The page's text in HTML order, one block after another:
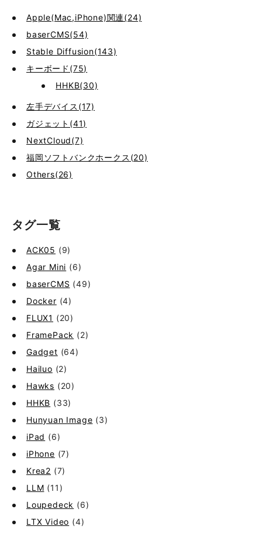
Apple(Mac,iPhone)関連(24)
baserCMS(54)
Stable Diffusion(143)
キーボード(75)
HHKB(30)
左手デバイス(17)
ガジェット(41)
NextCloud(7)
福岡ソフトバンクホークス(20)
Others(26)
タグ一覧
ACK05 (9)
Agar Mini (6)
baserCMS (49)
Docker (4)
FLUX1 (20)
FramePack (2)
Gadget (64)
Hailuo (2)
Hawks (20)
HHKB (33)
Hunyuan Image (3)
iPad (6)
iPhone (7)
Krea2 (7)
LLM (11)
Loupedeck (6)
LTX Video (4)